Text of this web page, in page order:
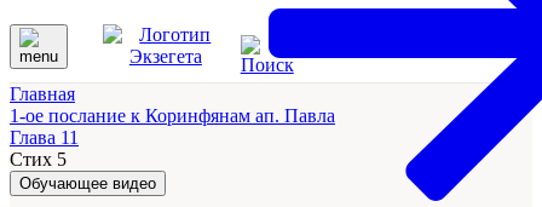
Главная
1-ое послание к Коринфянам ап. Павла
Глава 11
Стих 5
Обучающее видео